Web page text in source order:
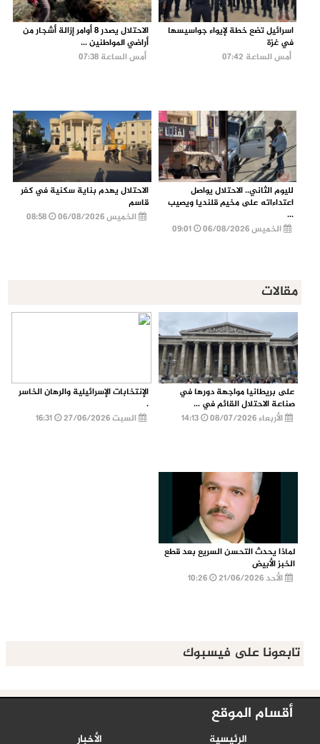
اسرائيل تضع خطة لإيواء جواسيسها
في غزة
أمس الساعة 07:42
الاحتلال يصدر 8 أوامر إزالة أشجار من
أراضي المواطنين ...
أمس الساعة 07:38
لليوم الثاني.. الاحتلال يواصل
اعتداءاته على مخيم قلنديا ويصيب
...
الخميس 06/08/2026
الاحتلال يهدم بناية سكنية في كفر
قاسم
الخميس 06/08/2026
08:58
مقالات
على بريطانيا مواجهة دورها في
صناعة الاحتلال القائم في ...
الأربعاء 08/07/2026
الإنتخابات الإسرائيلية والرهان الخاسر
.
السبت 27/06/2026
16:31
لماذا يحدث التحسن السريع بعد قطع
الخبز الأبيض
الأحد 21/06/2026
تابعونا على فيسبوك
أقسام الموقع
الرئيسية الأخبار